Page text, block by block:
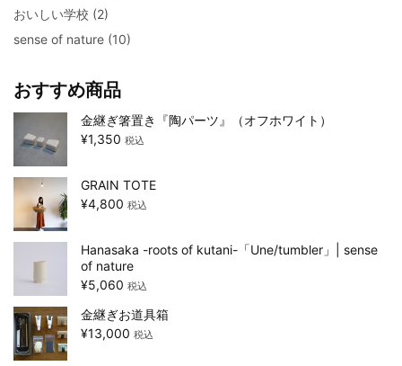
おいしい学校 (2)
sense of nature (10)
おすすめ商品
金継ぎ箸置き『陶パーツ』（オフホワイト）
¥1,350 税込
GRAIN TOTE
¥4,800 税込
Hanasaka -roots of kutani-「Une/tumbler」| sense
of nature
¥5,060 税込
金継ぎお道具箱
¥13,000 税込